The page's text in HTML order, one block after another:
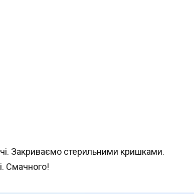
Закриваємо стерильними кришками.
Смачного!